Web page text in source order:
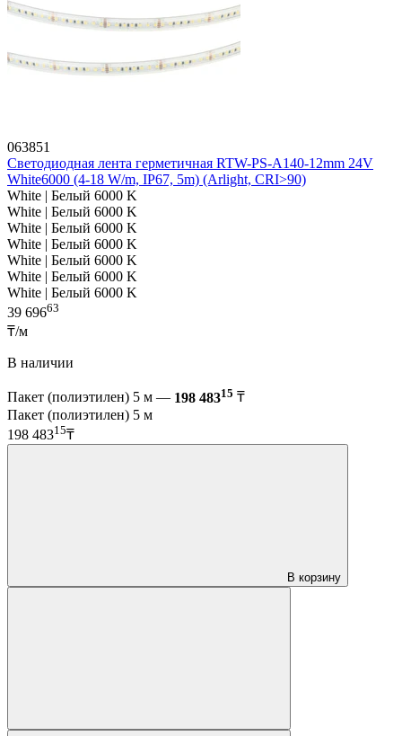
063851
Светодиодная лента герметичная RTW-PS-A140-12mm 24V
White6000 (4-18 W/m, IP67, 5m) (Arlight, CRI>90)
White | Белый 6000 K
White | Белый 6000 K
White | Белый 6000 K
White | Белый 6000 K
White | Белый 6000 K
White | Белый 6000 K
White | Белый 6000 K
39 69663
₸/м
В наличии
Пакет (полиэтилен) 5 м — 198 48315 ₸
Пакет (полиэтилен) 5 м
198 48315₸
В корзину